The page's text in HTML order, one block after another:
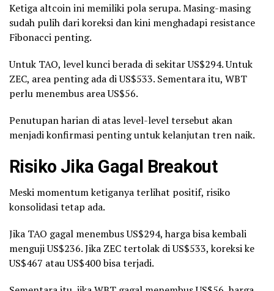
Ketiga altcoin ini memiliki pola serupa. Masing-masing
sudah pulih dari koreksi dan kini menghadapi resistance
Fibonacci penting.
Untuk TAO, level kunci berada di sekitar US$294. Untuk
ZEC, area penting ada di US$533. Sementara itu, WBT
perlu menembus area US$56.
Penutupan harian di atas level-level tersebut akan
menjadi konfirmasi penting untuk kelanjutan tren naik.
Risiko Jika Gagal Breakout
Meski momentum ketiganya terlihat positif, risiko
konsolidasi tetap ada.
Jika TAO gagal menembus US$294, harga bisa kembali
menguji US$236. Jika ZEC tertolak di US$533, koreksi ke
US$467 atau US$400 bisa terjadi.